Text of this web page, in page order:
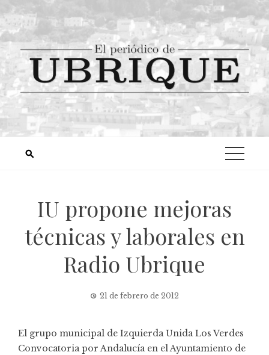
IU propone mejoras
técnicas y laborales en
Radio Ubrique
21 de febrero de 2012
El grupo municipal de Izquierda Unida Los Verdes
Convocatoria por Andalucía en el Ayuntamiento de